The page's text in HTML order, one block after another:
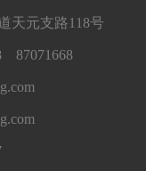
天元支路118号
87071668